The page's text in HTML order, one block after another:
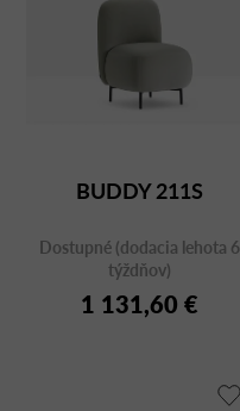
BUDDY 211S
Dostupné (dodacia lehota 6
týždňov)
1 131,60 €